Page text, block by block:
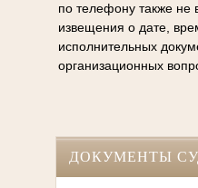
по телефону также не
извещения о дате,
исполнительных
организационных
ДОКУМЕНТЫ